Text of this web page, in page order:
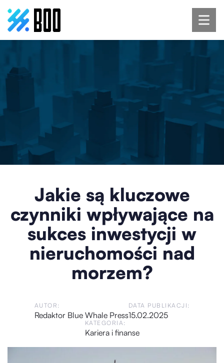
Jakie są kluczowe
czynniki wpływające na
sukces inwestycji w
nieruchomości nad
morzem?
AUTOR:
Redaktor Blue Whale Press
DATA PUBLIKACJI:
15.02.2025
KATEGORIA:
Kariera i finanse